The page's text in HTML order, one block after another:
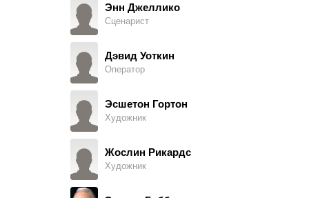
Уолтер Хорсбраф
Саманта Хусте
Кэтрин Пейдж
Джон Портер-Дэвисон
Энн Джеллико
Сценарист
Дэвид Уоткин
Оператор
Эсшетон Гортон
Художник
Жослин Рикардс
Художник